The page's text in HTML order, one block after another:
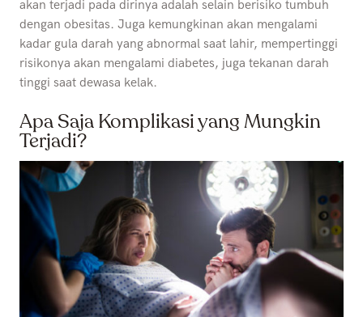
akan terjadi pada dirinya adalah selain berisiko tumbuh
dengan obesitas. Juga kemungkinan akan mengalami
kadar gula darah yang abnormal saat lahir, mempertinggi
risikonya akan mengalami diabetes, juga tekanan darah
tinggi saat dewasa kelak.
Apa Saja Komplikasi yang Mungkin
Terjadi?